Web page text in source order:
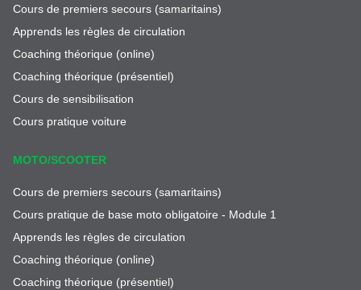
Cours de premiers secours (samaritains)
Apprends les règles de circulation
Coaching théorique (online)
Coaching théorique (présentiel)
Cours de sensibilisation
Cours pratique voiture
MOTO/SCOOTER
Cours de premiers secours (samaritains)
Cours pratique de base moto obligatoire - Module 1
Apprends les règles de circulation
Coaching théorique (online)
Coaching théorique (présentiel)